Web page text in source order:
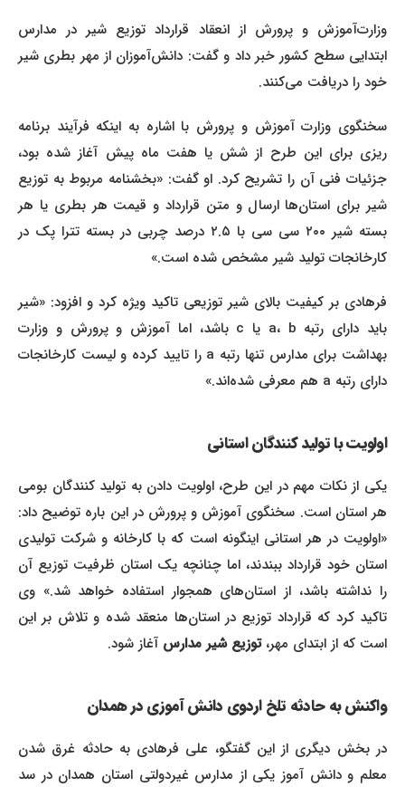
وزارت‌آموزش و پرورش از انعقاد قرارداد توزیع شیر در مدارس
ابتدایی سطح کشور خبر داد و گفت: دانش‌آموزان از مهر بطری شیر
خود را دریافت می‌کنند.
سخنگوی وزارت آموزش و پرورش با اشاره به اینکه فرآیند برنامه
ریزی برای این طرح از شش یا هفت ماه پیش آغاز شده بود،
جزئیات فنی آن را تشریح کرد. او گفت: «بخشنامه مربوط به توزیع
شیر برای استان‌ها ارسال و متن قرارداد و قیمت هر بطری یا هر
بسته شیر ۲۰۰ سی سی با ۲.۵ درصد چربی در بسته تترا پک در
کارخانجات تولید شیر مشخص شده است.»
فرهادی بر کیفیت بالای شیر توزیعی تاکید ویژه کرد و افزود: «شیر
باید دارای رتبه a، b یا c باشد، اما آموزش و پرورش و وزارت
بهداشت برای مدارس تنها رتبه a را تایید کرده و لیست کارخانجات
دارای رتبه a هم معرفی شده‌اند.»
اولویت با تولید کنندگان استانی
یکی از نکات مهم در این طرح، اولویت دادن به تولید کنندگان بومی
هر استان است. سخنگوی آموزش و پرورش در این باره توضیح داد:
«اولویت در هر استانی اینگونه است که با کارخانه و شرکت تولیدی
استان خود قرارداد ببندند، اما چنانچه یک استان ظرفیت توزیع آن
را نداشته باشد، از استان‌های همجوار استفاده خواهد شد.» وی
تاکید کرد که قرارداد توزیع در استان‌ها منعقد شده و تلاش بر این
است که از ابتدای مهر،توزیع شیر مدارسآغاز شود.
واکنش به حادثه تلخ اردوی دانش آموزی در همدان
در بخش دیگری از این گفتگو، علی فرهادی به حادثه غرق شدن
معلم و دانش آموز یکی از مدارس غیردولتی استان همدان در سد